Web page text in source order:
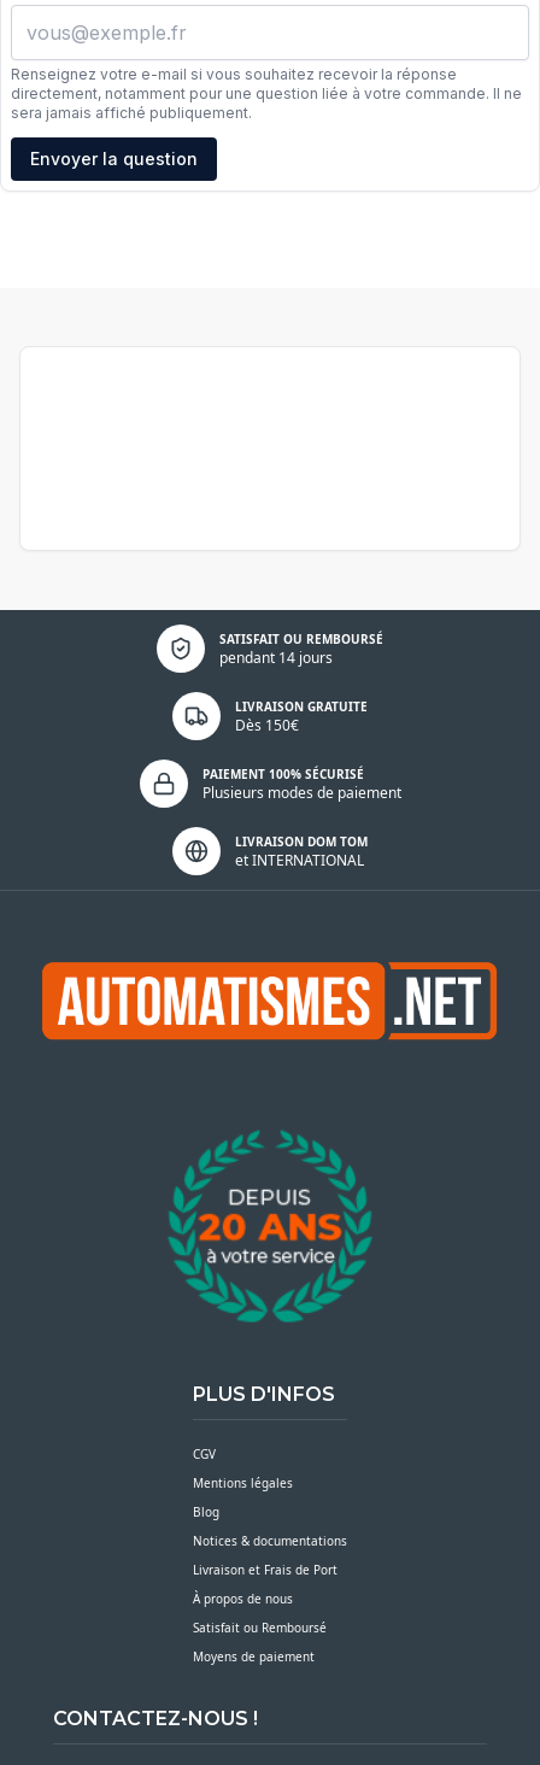
Renseignez votre e-mail si vous souhaitez recevoir la réponse
directement, notamment pour une question liée à votre commande. Il ne
sera jamais affiché publiquement.
Adresse e-mail
Envoyer la question
SATISFAIT OU REMBOURSÉ
pendant 14 jours
Politique de confidentialité
LIVRAISON GRATUITE
Dès 150€
PAIEMENT 100% SÉCURISÉ
Plusieurs modes de paiement
LIVRAISON DOM TOM
et INTERNATIONAL
PLUS D'INFOS
CGV
Mentions légales
Blog
Notices & documentations
Livraison et Frais de Port
À propos de nous
Satisfait ou Remboursé
Moyens de paiement
CONTACTEZ-NOUS !